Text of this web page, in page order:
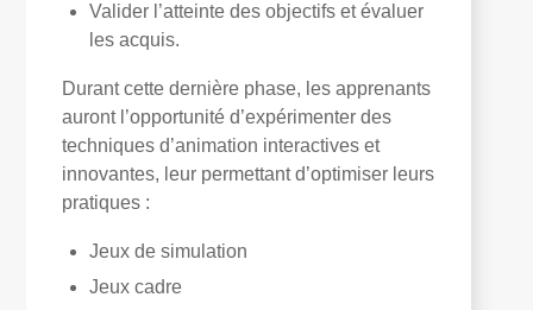
Valider l’atteinte des objectifs et évaluer
les acquis.
Durant cette dernière phase, les apprenants
auront l’opportunité d’expérimenter des
techniques d’animation interactives et
innovantes, leur permettant d’optimiser leurs
pratiques :
Jeux de simulation
Jeux cadre